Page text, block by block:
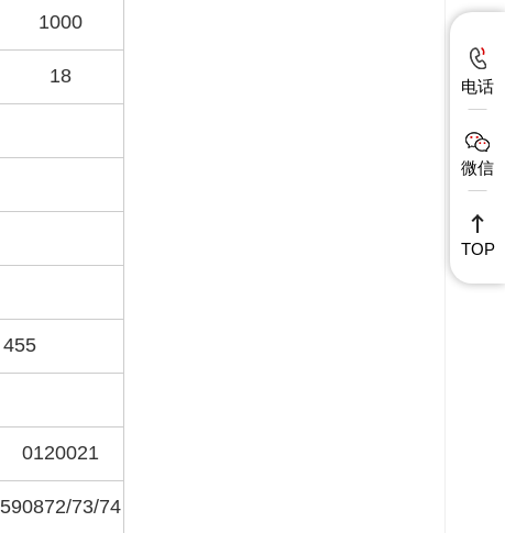
1000
18
455
0120021
590872/73/74
电话
微信
TOP